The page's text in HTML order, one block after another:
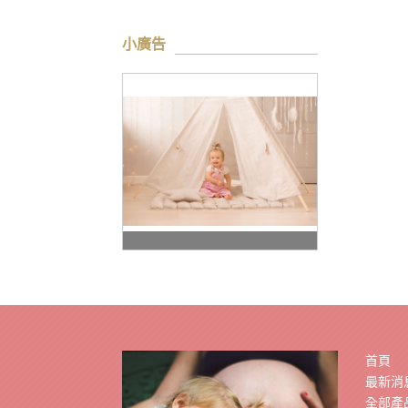
小廣告
首頁
最新消
全部產